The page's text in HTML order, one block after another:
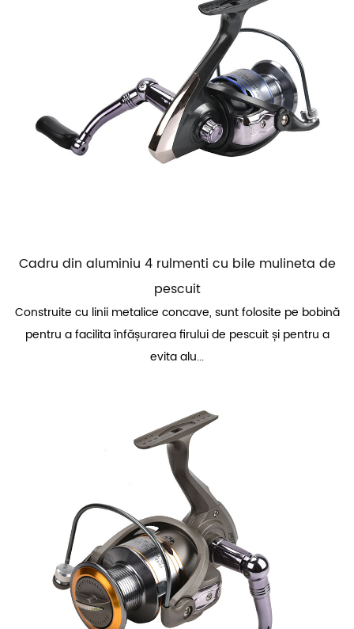
Cadru din aluminiu 4 rulmenti cu bile mulineta de
pescuit
Construite cu linii metalice concave, sunt folosite pe bobină
pentru a facilita înfășurarea firului de pescuit și pentru a
evita alu...